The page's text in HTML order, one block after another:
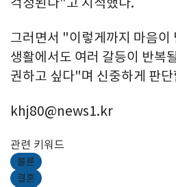
그러면서 "이렇게까지 마음이
생활에서도 여러 갈등이 반복
권하고 싶다"며 신중하게 판
khj80@news1.kr
관련 키워드
불륜
결혼